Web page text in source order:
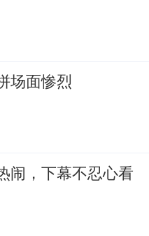
场面惨烈
闹，下幕不忍心看